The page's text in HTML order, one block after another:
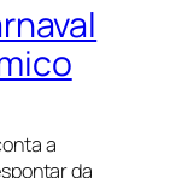
a
da